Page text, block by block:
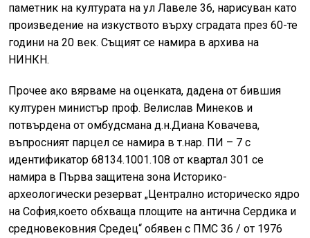
паметник на културата на ул Лавеле 36, нарисуван като
произведение на изкуството върху сградата през 60-те
години на 20 век. Същият се намира в архива на
НИНКН.
Прочее ако вярваме на оценката, дадена от бившия
културен министър проф. Велислав Минеков и
потвърдена от омбудсмана д.н.Диана Ковачева,
въпросният парцел ce намира в т.нар. ПИ – 7 с
идентификатор 68134.1001.108 от квартал 301 се
намира в Първа защитена зона Историко-
археологически резерват „Централно историческо ядро
на София,което обхваща площите на антична Сердика и
средновековния Средец“ обявен с ПМС 36 / от 1976